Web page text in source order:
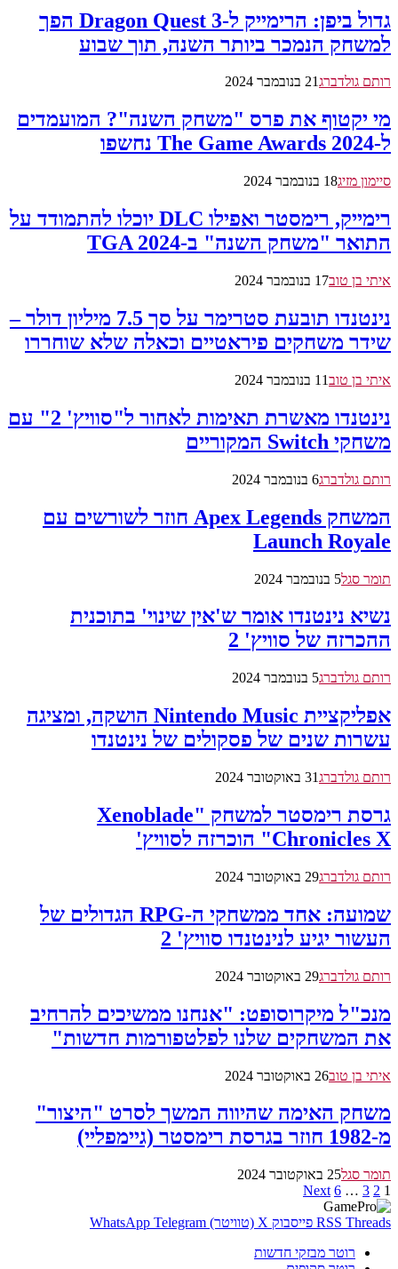
גדול ביפן: הרימייק ל-Dragon Quest 3 הפך
למשחק הנמכר ביותר השנה, תוך שבוע
רותם גולדברג21 בנובמבר 2024
מי יקטוף את פרס "משחק השנה"? המועמדים
ל-The Game Awards 2024 נחשפו
סיימון מזיג18 בנובמבר 2024
רימייק, רימסטר ואפילו DLC יוכלו להתמודד על
התואר "משחק השנה" ב-TGA 2024
איתי בן טוב17 בנובמבר 2024
נינטנדו תובעת סטרימר על סך 7.5 מיליון דולר –
שידר משחקים פיראטיים וכאלה שלא שוחררו
איתי בן טוב11 בנובמבר 2024
נינטנדו מאשרת תאימות לאחור ל"סוויץ' 2" עם
משחקי Switch המקוריים
רותם גולדברג6 בנובמבר 2024
המשחק Apex Legends חוזר לשורשים עם
Launch Royale
תומר סגל5 בנובמבר 2024
נשיא נינטנדו אומר ש'אין שינוי' בתוכנית
ההכרזה של סוויץ' 2
רותם גולדברג5 בנובמבר 2024
אפליקציית Nintendo Music הושקה, ומציגה
עשרות שנים של פסקולים של נינטנדו
רותם גולדברג31 באוקטובר 2024
גרסת רימסטר למשחק "Xenoblade
Chronicles X" הוכרזה לסוויץ'
רותם גולדברג29 באוקטובר 2024
שמועה: אחד ממשחקי ה-RPG הגדולים של
העשור יגיע לנינטנדו סוויץ' 2
רותם גולדברג29 באוקטובר 2024
מנכ"ל מיקרוסופט: "אנחנו ממשיכים להרחיב
את המשחקים שלנו לפלטפורמות חדשות"
איתי בן טוב26 באוקטובר 2024
משחק האימה שהיווה המשך לסרט "היצור"
מ-1982 חוזר בגרסת רימסטר (גיימפליי)
תומר סגל25 באוקטובר 2024
1
2
3
…
6
Next
RSS Threads פייסבוק X (טוויטר) WhatsApp Telegram
רוטר מבזקי חדשות